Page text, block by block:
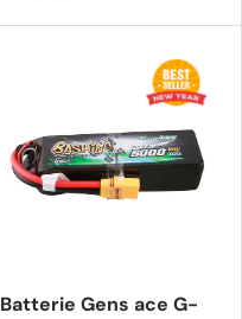
Batterie Gens ace G-